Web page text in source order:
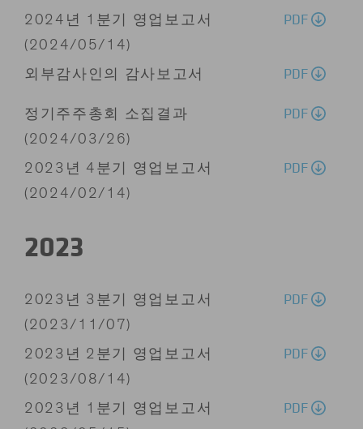
2024년 1분기 영업보고서
(2024/05/14)
PDF
외부감사인의 감사보고서 PDF
정기주주총회 소집결과
(2024/03/26)
PDF
2023년 4분기 영업보고서
(2024/02/14)
PDF
2023
2023년 3분기 영업보고서
(2023/11/07)
PDF
2023년 2분기 영업보고서
(2023/08/14)
PDF
2023년 1분기 영업보고서
PDF